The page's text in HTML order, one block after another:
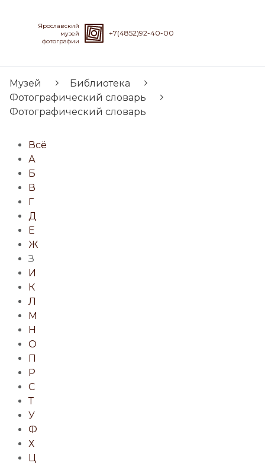
Ярославский
музей
фотографии
+7(4852)92-40-00
Музей
Библиотека
Фотографический словарь
Фотографический словарь
Всё
А
Б
В
Г
Д
Е
Ж
З
И
К
Л
М
Н
О
П
Р
С
Т
У
Ф
Х
Ц